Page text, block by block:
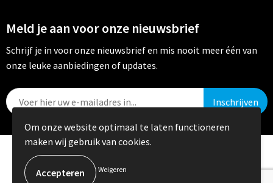
Meld je aan voor onze nieuwsbrief
Schrijf je in voor onze nieuwsbrief en mis nooit meer één van
onze leuke aanbiedingen of updates.
© Copyright Crystal Promotions 2024
Om onze website optimaal te laten functioneren
maken wij gebruik van cookies.
Weigeren